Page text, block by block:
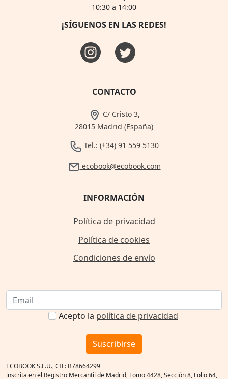
10:30 a 14:00
¡SÍGUENOS EN LAS REDES!
CONTACTO
C/ Cristo 3,
28015 Madrid (España)
Tel.: (+34) 91 559 5130
ecobook@ecobook.com
INFORMACIÓN
Política de privacidad
Política de cookies
Condiciones de envío
Acepto la política de privacidad
Suscribirse
ECOBOOK S.L.U., CIF: B78664299
inscrita en el Registro Mercantil de Madrid, Tomo 4428, Sección 8, Folio 64,